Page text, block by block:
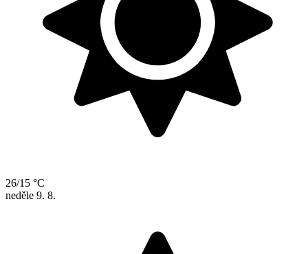
26/15 °C
neděle 9. 8.